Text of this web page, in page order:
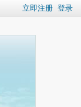
立即注册 登录